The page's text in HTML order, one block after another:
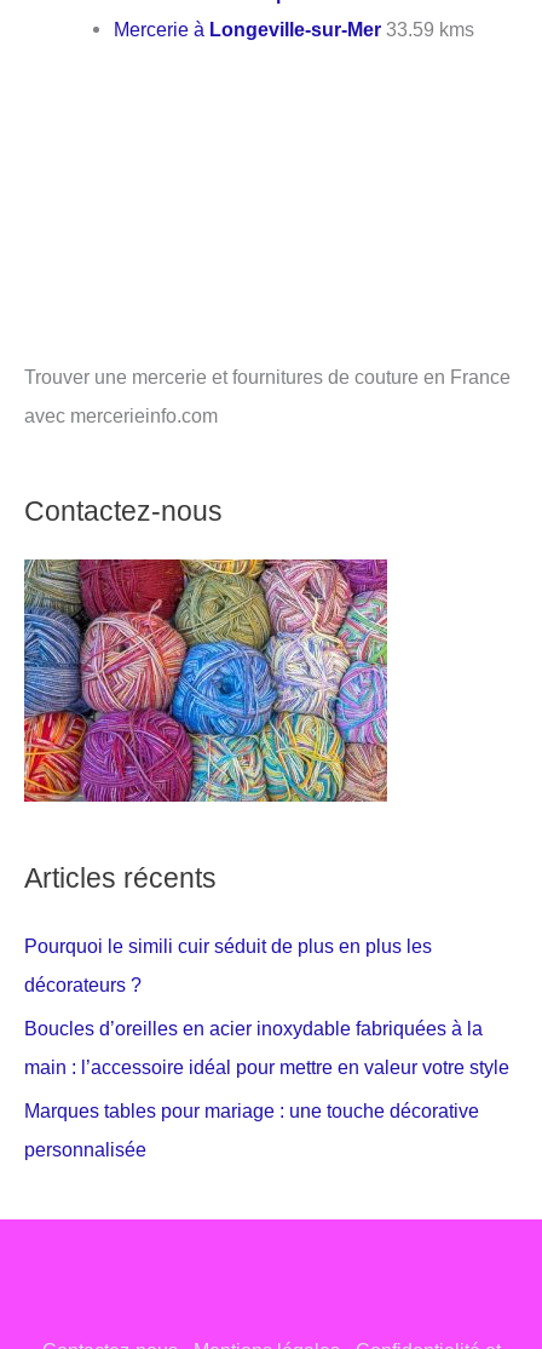
Mercerie à Longeville-sur-Mer 33.59 kms
Trouver une mercerie et fournitures de couture en France
avec mercerieinfo.com
Contactez-nous
Articles récents
Pourquoi le simili cuir séduit de plus en plus les
décorateurs ?
Boucles d’oreilles en acier inoxydable fabriquées à la
main : l’accessoire idéal pour mettre en valeur votre style
Marques tables pour mariage : une touche décorative
personnalisée